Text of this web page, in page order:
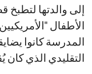
إلى والدتها
الأطفال
المدرسة كانوا
التقليدي الذي كان